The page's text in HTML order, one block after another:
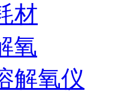
材
氧
解氧仪